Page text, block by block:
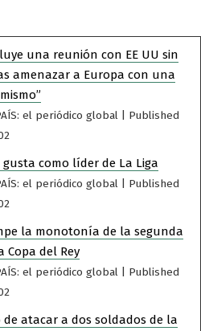
una reunión con EE UU sin
amenazar a Europa con una
el periódico global
Published
gusta como líder de La Liga
el periódico global
Published
la monotonía de la segunda
Copa del Rey
el periódico global
Published
de atacar a dos soldados de la